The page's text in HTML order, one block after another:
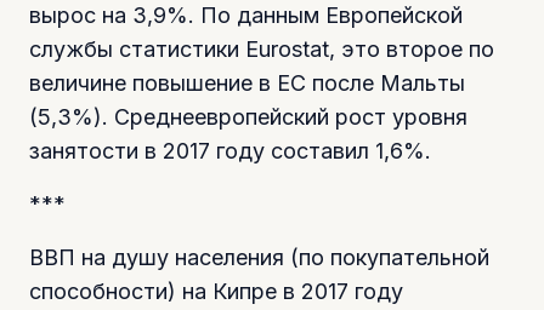
вырос на 3,9%. По данным Европейской
службы статистики Eurostat, это второе по
величине повышение в ЕС после Мальты
(5,3%). Среднеевропейский рост уровня
занятости в 2017 году составил 1,6%.
***
ВВП на душу населения (по покупательной
способности) на Кипре в 2017 году